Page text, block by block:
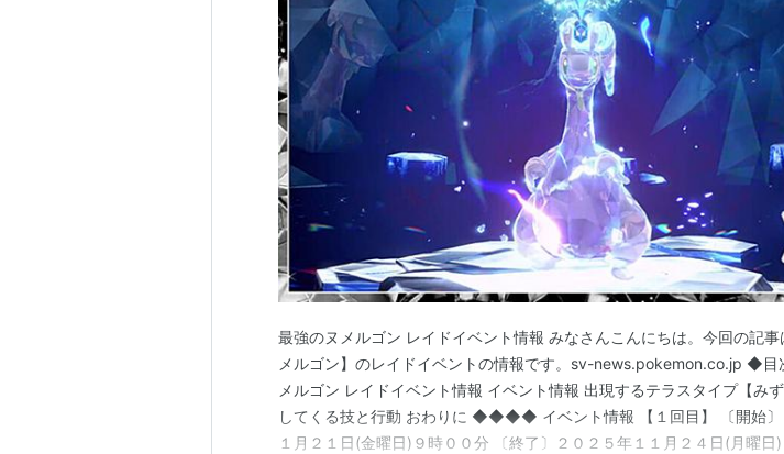
最強のヌメルゴン レイドイベント情報 みなさんこんにちは。今回の記事
メルゴン】のレイドイベントの情報です。sv-news.pokemon.co.jp ◆
メルゴン レイドイベント情報 イベント情報 出現するテラスタイプ【み
してくる技と行動 おわりに ◆◆◆◆ イベント情報 【１回目】 〔開始〕
１月２１日(金曜日)９時００分 〔終了〕２０２５年１１月２４日(月曜日